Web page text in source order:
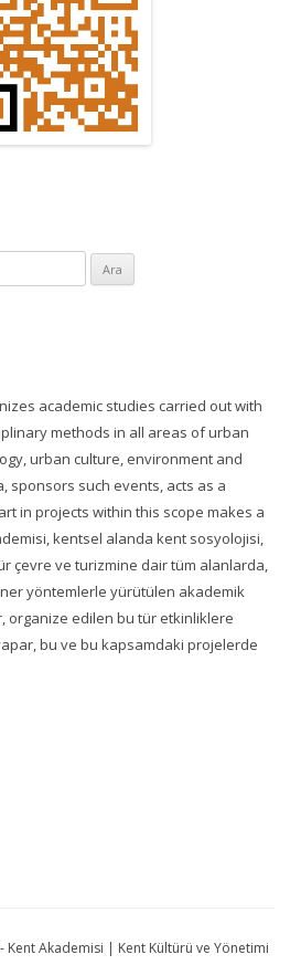
academic studies carried out with
methods in all areas of urban
urban culture, environment and
sponsors such events, acts as a
in projects within this scope makes a
kentsel alanda kent sosyolojisi,
çevre ve turizmine dair tüm alanlarda,
yöntemlerle yürütülen akademik
organize edilen bu tür etkinliklere
bu ve bu kapsamdaki projelerde
Kent Akademisi | Kent Kültürü ve Yönetimi